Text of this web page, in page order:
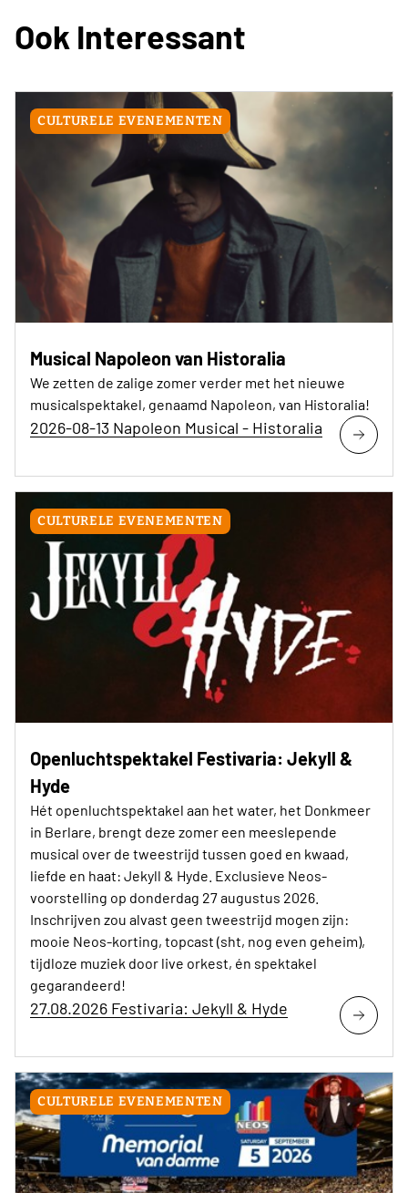
Ook Interessant
CULTURELE EVENEMENTEN
Musical Napoleon van Historalia
We zetten de zalige zomer verder met het nieuwe
musicalspektakel, genaamd Napoleon, van Historalia!
2026-08-13 Napoleon Musical - Historalia
CULTURELE EVENEMENTEN
Openluchtspektakel Festivaria: Jekyll &
Hyde
Hét openluchtspektakel aan het water, het Donkmeer
in Berlare, brengt deze zomer een meeslepende
musical over de tweestrijd tussen goed en kwaad,
liefde en haat: Jekyll & Hyde. Exclusieve Neos-
voorstelling op donderdag 27 augustus 2026.
Inschrijven zou alvast geen tweestrijd mogen zijn:
mooie Neos-korting, topcast (sht, nog even geheim),
tijdloze muziek door live orkest, én spektakel
gegarandeerd!
27.08.2026 Festivaria: Jekyll & Hyde
CULTURELE EVENEMENTEN